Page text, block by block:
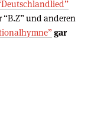
“B.Z” und anderen
gar